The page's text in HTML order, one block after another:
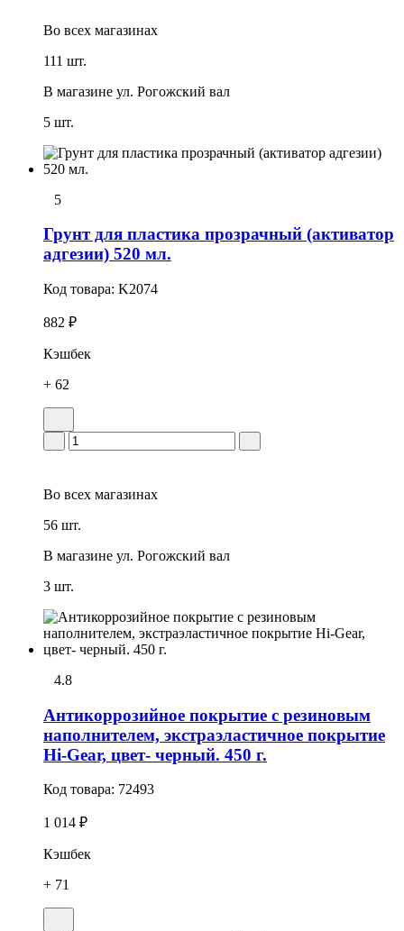
Во всех магазинах
111 шт.
В магазине ул. Рогожский вал
5 шт.
5
Грунт для пластика прозрачный (активатор
адгезии) 520 мл.
Код товара: K2074
882 ₽
Кэшбек
+ 62
Во всех магазинах
56 шт.
В магазине ул. Рогожский вал
3 шт.
4.8
Антикоррозийное покрытие с резиновым
наполнителем, экстраэластичное покрытие
Hi-Gear, цвет- черный. 450 г.
Код товара: 72493
1 014 ₽
Кэшбек
+ 71